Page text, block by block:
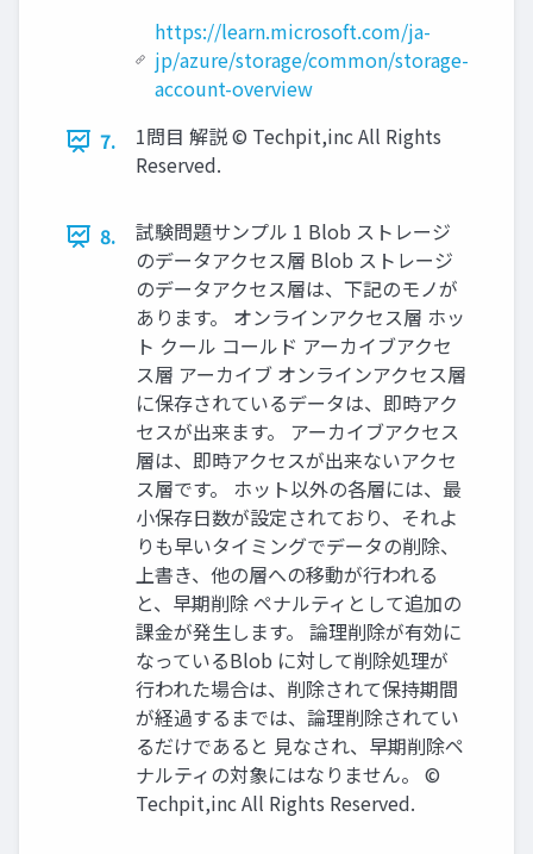
https://learn.microsoft.com/ja-
jp/azure/storage/common/storage-
account-overview
7.
1問目 解説 © Techpit,inc All Rights
Reserved.
8.
試験問題サンプル 1 Blob ストレージ
のデータアクセス層 Blob ストレージ
のデータアクセス層は、下記のモノが
あります。 オンラインアクセス層 ホッ
ト クール コールド アーカイブアクセ
ス層 アーカイブ オンラインアクセス層
に保存されているデータは、即時アク
セスが出来ます。 アーカイブアクセス
層は、即時アクセスが出来ないアクセ
ス層です。 ホット以外の各層には、最
小保存日数が設定されており、それよ
りも早いタイミングでデータの削除、
上書き、他の層への移動が行われる
と、早期削除 ペナルティとして追加の
課金が発生します。 論理削除が有効に
なっているBlob に対して削除処理が
行われた場合は、削除されて保持期間
が経過するまでは、論理削除されてい
るだけであると 見なされ、早期削除ペ
ナルティの対象にはなりません。 ©
Techpit,inc All Rights Reserved.